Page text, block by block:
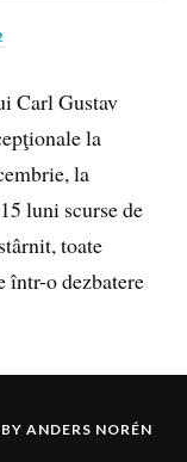
Carl Gustav
la
la
luni scurse de
toate
într-o dezbatere
ANDERS NORÉN